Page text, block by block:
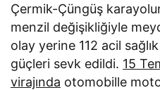
Çermik-Çüngüş
menzil değişikliğiyle
olay yerine 112 acil
güçleri sevk edildi. 15
virajında otomobille